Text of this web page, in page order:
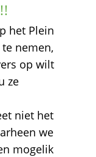
het Plein
nemen,
op wilt
ze
niet het
we
mogelik